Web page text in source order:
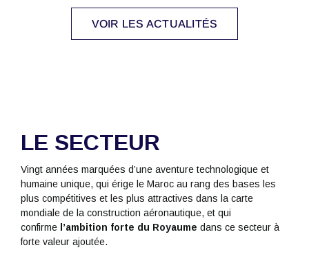
VOIR LES ACTUALITÉS
LE SECTEUR
Vingt années marquées d’une aventure technologique et
humaine unique, qui érige le Maroc au rang des bases les
plus compétitives et les plus attractives dans la carte
mondiale de la construction aéronautique, et qui
confirme l’ambition forte du Royaume dans ce secteur à
forte valeur ajoutée.